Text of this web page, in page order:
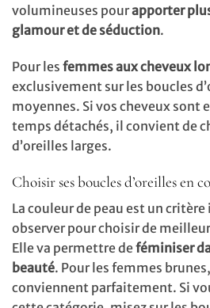
volumineuses pourapporter
glamour et de séduction.
Pour les femmes aux cheveux
exclusivement sur les boucles
moyennes. Si vos cheveux sont
temps détachés, il convient de
d’oreilles larges.
Choisir ses boucles d’oreilles en
La couleur de peau est un
observer pour choisir de
Elle va permettre deféminiser
beauté. Pour les femmes
conviennent parfaitement. Si